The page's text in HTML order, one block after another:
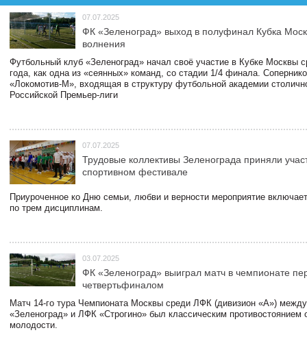
07.07.2025
ФК «Зеленоград» выход в полуфинал Кубка
волнения
Футбольный клуб «Зеленоград» начал своё участие в Кубке Москвы
года, как одна из «сеянных» команд, со стадии 1/4 финала.
«Локомотив-М», входящая в структуру футбольной академии
Российской Премьер-лиги
07.07.2025
Трудовые коллективы Зеленограда приняли
спортивном фестивале
Приуроченное ко Дню семьи, любви и верности мероприятие
по трем дисциплинам.
03.07.2025
ФК «Зеленоград» выиграл матч в чемпионате
четвертьфиналом
Матч 14-го тура Чемпионата Москвы среди ЛФК (дивизион «А»)
«Зеленоград» и ЛФК «Строгино» был классическим противостоянием
молодости.